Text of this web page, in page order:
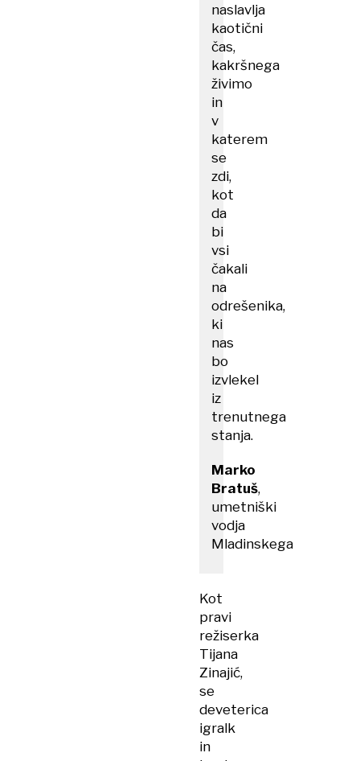
naslavlja
kaotični
čas,
kakršnega
živimo
in
v
katerem
se
zdi,
kot
da
bi
vsi
čakali
na
odrešenika,
ki
nas
bo
izvlekel
iz
trenutnega
stanja.
Marko
Bratuš,
umetniški
vodja
Mladinskega
Kot
pravi
režiserka
Tijana
Zinajić,
se
deveterica
igralk
in